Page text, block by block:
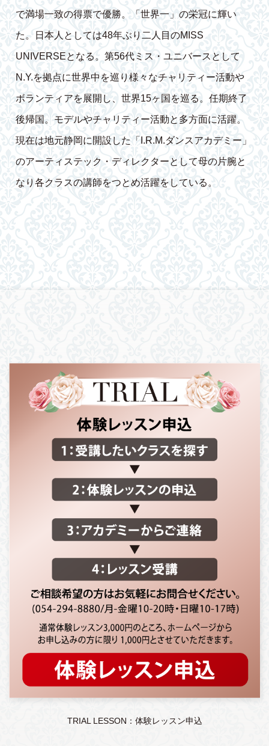
で満場一致の得票で優勝。「世界一」の栄冠に輝い
た。日本人としては48年ぶり二人目のMISS
UNIVERSEとなる。第56代ミス・ユニバースとして
N.Y.を拠点に世界中を巡り様々なチャリティー活動や
ボランティアを展開し、世界15ヶ国を巡る。任期終了
後帰国。モデルやチャリティー活動と多方面に活躍。
現在は地元静岡に開設した「I.R.M.ダンスアカデミー」
のアーティステック・ディレクターとして母の片腕と
なり各クラスの講師をつとめ活躍をしている。
TRIAL LESSON：体験レッスン申込